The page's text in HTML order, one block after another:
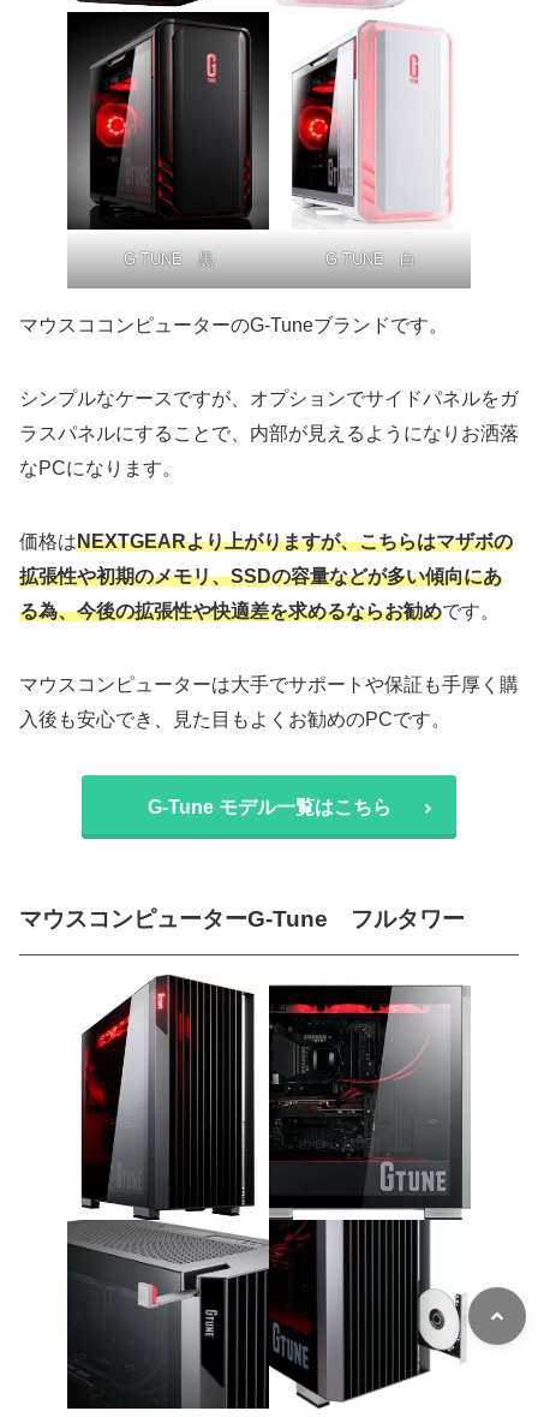
G TUNE 黒 G TUNE 白
マウスココンピューターのG-Tuneブランドです。
シンプルなケースですが、オプションでサイドパネルをガ
ラスパネルにすることで、内部が見えるようになりお洒落
なPCになります。
価格はNEXTGEARより上がりますが、こちらはマザボの
拡張性や初期のメモリ、SSDの容量などが多い傾向にあ
る為、今後の拡張性や快適差を求めるならお勧めです。
マウスコンピューターは大手でサポートや保証も手厚く購
入後も安心でき、見た目もよくお勧めのPCです。
G-Tune モデル一覧はこちら
マウスコンピューターG-Tune フルタワー